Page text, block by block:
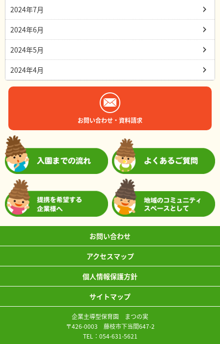
2024年7月
2024年6月
2024年5月
2024年4月
お問い合わせ・資料請求
お問い合わせ
アクセスマップ
個人情報保護方針
サイトマップ
企業主導型保育園 まつの実
〒426-0003 藤枝市下当間647-2
TEL： 054-631-5621